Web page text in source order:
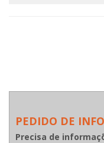
PEDIDO DE
Precisa de